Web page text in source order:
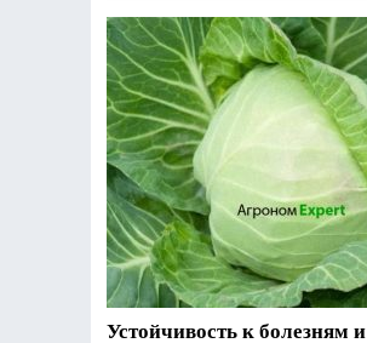
Устойчивость к болезням и